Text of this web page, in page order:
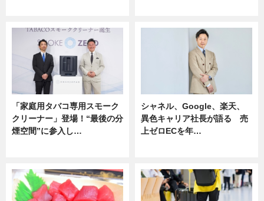
「家庭用タバコ専用スモーク
クリーナー」登場！“最後の分
煙空間”に参入し…
シャネル、Google、楽天、
異色キャリア社長が語る 売
上ゼロECを年…